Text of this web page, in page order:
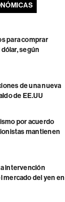
para comprar
según
de una nueva
de EE.UU
por acuerdo
mantienen
intervención
mercado del yen en